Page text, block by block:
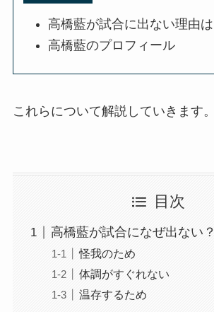
高橋藍が試合に出ない理由は
高橋藍のプロフィール
これらについて解説していきます。
目次
高橋藍が試合になぜ出ない？
怪我のため
体調がすぐれない
温存するため